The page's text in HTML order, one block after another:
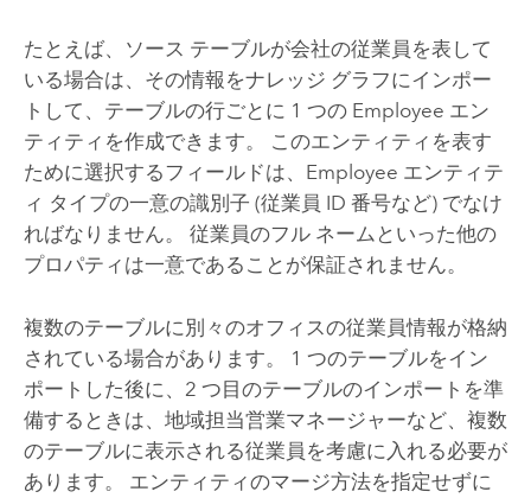
たとえば、ソース テーブルが会社の従業員を表して
いる場合は、その情報をナレッジ グラフにインポー
トして、テーブルの行ごとに 1 つの Employee エン
ティティを作成できます。 このエンティティを表す
ために選択するフィールドは、Employee エンティテ
ィ タイプの一意の識別子 (従業員 ID 番号など) でなけ
ればなりません。 従業員のフル ネームといった他の
プロパティは一意であることが保証されません。
複数のテーブルに別々のオフィスの従業員情報が格納
されている場合があります。 1 つのテーブルをイン
ポートした後に、2 つ目のテーブルのインポートを準
備するときは、地域担当営業マネージャーなど、複数
のテーブルに表示される従業員を考慮に入れる必要が
あります。 エンティティのマージ方法を指定せずに